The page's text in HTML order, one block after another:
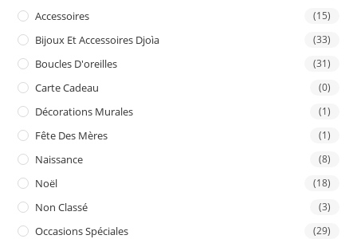
Accessoires (15)
Bijoux Et Accessoires Djoìa (33)
Boucles D'oreilles (31)
Carte Cadeau (0)
Décorations Murales (1)
Fête Des Mères (1)
Naissance (8)
Noël (18)
Non Classé (3)
Occasions Spéciales (29)